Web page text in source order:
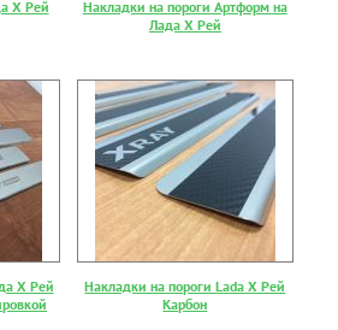
Х Рей
Накладки на пороги Артформ на
Лада Х Рей
Х Рей
Накладки на пороги Lada Х Рей
Карбон